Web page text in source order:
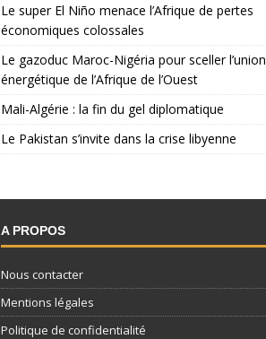
Le super El Niño menace l’Afrique de pertes
économiques colossales
Le gazoduc Maroc-Nigéria pour sceller l’union
énergétique de l’Afrique de l’Ouest
Mali-Algérie : la fin du gel diplomatique
Le Pakistan s’invite dans la crise libyenne
A PROPOS
Nous contacter
Mentions légales
Politique de confidentialité